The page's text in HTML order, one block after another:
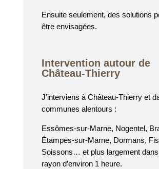
Ensuite seulement, des solutions
être envisagées.
Intervention autour de
Château-Thierry
J’interviens à Château-Thierry et
communes alentours :
Essômes-sur-Marne, Nogentel,
Étampes-sur-Marne, Dormans,
Soissons… et plus largement
rayon d’environ 1 heure.